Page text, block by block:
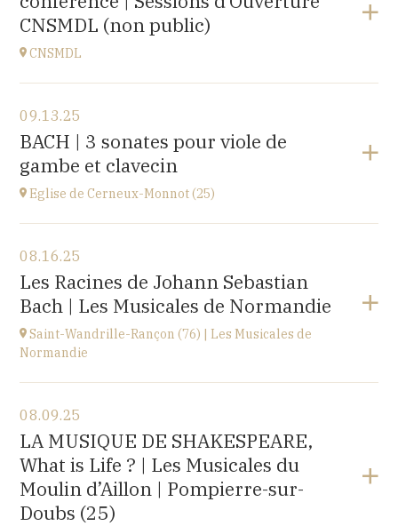
at20H00
Buy your tickets
CNSMDL (non public)
CNSMDL
CNSMD | Conservatoire National Supérieur Musique
et Danse de Lyon
3 quai Chauveau, 69009 LYON
at
09.13.25
BACH | 3 sonates pour viole de
gambe et clavecin
Eglise de Cerneux-Monnot (25)
Eglise de Cerneux-Monnot (25)
lieu dit Les Cerneux-Monnots, 25210 Bonnétage
at20H00
08.16.25
Les Racines de Johann Sebastian
Bach | Les Musicales de Normandie
Saint-Wandrille-Rançon (76) | Les Musicales de
Normandie
Église Saint-Michel,
2 rue Saint-Jacques, Saint-Wandrille-Rançon
(76490)
at17H
Buy your tickets
08.09.25
LA MUSIQUE DE SHAKESPEARE,
What is Life ? | Les Musicales du
Moulin d’Aillon | Pompierre-sur-
Doubs (25)